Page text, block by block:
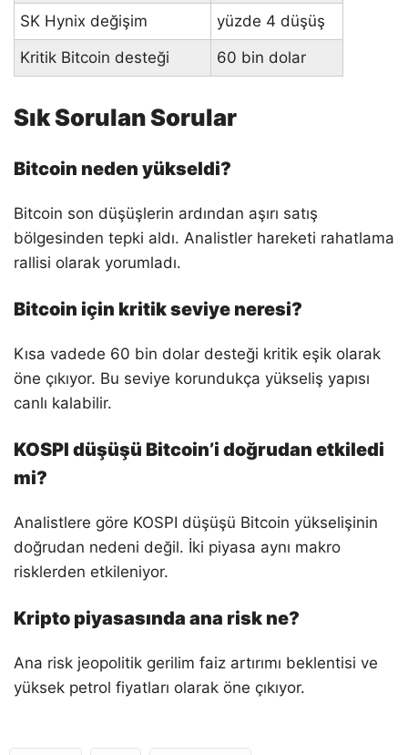
SK Hynix değişim
yüzde 4 düşüş
Kritik Bitcoin desteği
60 bin dolar
Sık Sorulan Sorular
Bitcoin neden yükseldi?
Bitcoin son düşüşlerin ardından aşırı satış
bölgesinden tepki aldı. Analistler hareketi rahatlama
rallisi olarak yorumladı.
Bitcoin için kritik seviye neresi?
Kısa vadede 60 bin dolar desteği kritik eşik olarak
öne çıkıyor. Bu seviye korundukça yükseliş yapısı
canlı kalabilir.
KOSPI düşüşü Bitcoin’i doğrudan etkiledi
mi?
Analistlere göre KOSPI düşüşü Bitcoin yükselişinin
doğrudan nedeni değil. İki piyasa aynı makro
risklerden etkileniyor.
Kripto piyasasında ana risk ne?
Ana risk jeopolitik gerilim faiz artırımı beklentisi ve
yüksek petrol fiyatları olarak öne çıkıyor.